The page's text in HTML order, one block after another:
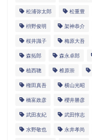
松浦弥太郎 松重豊
枡野俊明 架神恭介
桜井識子 梅原大吾
森拓郎 森永卓郎
植西聰 椎原崇
権田真吾 横山光昭
橋富政彦 櫻井勝彦
武田友紀 武田惇志
水野敬也 永井孝尚